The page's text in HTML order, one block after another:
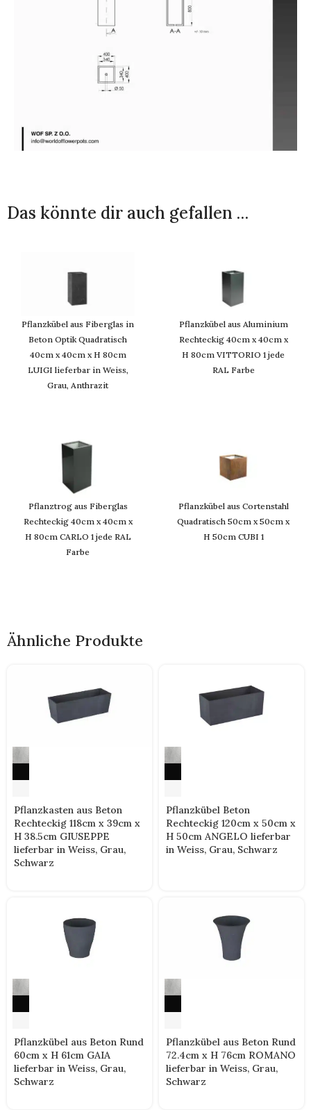
Das könnte dir auch gefallen …
Pflanzkübel aus Fiberglas in
Beton Optik Quadratisch
40cm x 40cm x H 80cm
LUIGI lieferbar in Weiss,
Grau, Anthrazit
Pflanzkübel aus Aluminium
Rechteckig 40cm x 40cm x
H 80cm VITTORIO 1 jede
RAL Farbe
Pflanztrog aus Fiberglas
Rechteckig 40cm x 40cm x
H 80cm CARLO 1 jede RAL
Farbe
Pflanzkübel aus Cortenstahl
Quadratisch 50cm x 50cm x
H 50cm CUBI 1
Ähnliche Produkte
Pflanzkasten aus Beton
Rechteckig 118cm x 39cm x
H 38.5cm GIUSEPPE
lieferbar in Weiss, Grau,
Schwarz
Pflanzkübel Beton
Rechteckig 120cm x 50cm x
H 50cm ANGELO lieferbar
in Weiss, Grau, Schwarz
Pflanzkübel aus Beton Rund
60cm x H 61cm GAIA
lieferbar in Weiss, Grau,
Schwarz
Pflanzkübel aus Beton Rund
72.4cm x H 76cm ROMANO
lieferbar in Weiss, Grau,
Schwarz